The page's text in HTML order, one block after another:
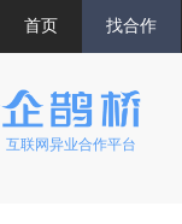
首页 找合作
互联网异业合作平台